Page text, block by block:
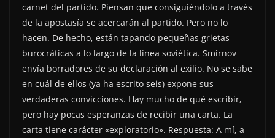
carnet del partido. Piensan que consiguiéndolo a través
de la apostasía se acercarán al partido. Pero no lo
hacen. De hecho, están tapando pequeñas grietas
burocráticas a lo largo de la línea soviética. Smirnov
envía borradores de su declaración al exilio. No se sabe
en cuál de ellos (ya ha escrito seis) expone sus
verdaderas convicciones. Hay mucho de qué escribir,
pero hay pocas esperanzas de recibir una carta. La
carta tiene carácter «exploratorio». Respuesta: A mí, a